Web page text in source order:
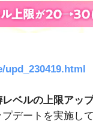
レベルの上限アッ
デートを実施し